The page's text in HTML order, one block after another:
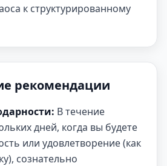
к структурированному
рекомендации
В течение
дней, когда вы будете
или удовлетворение (как
сознательно